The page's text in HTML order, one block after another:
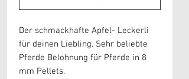
Der schmackhafte Apfel- Leckerli
für deinen Liebling. Sehr beliebte
Pferde Belohnung für Pferde in 8
mm Pellets.